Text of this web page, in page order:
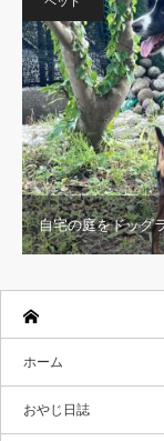
自宅の庭をドッ
ホーム
おやじ日誌